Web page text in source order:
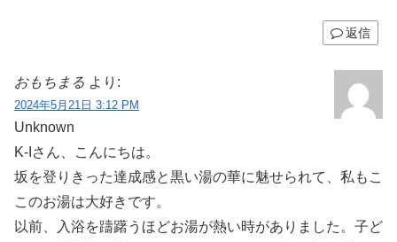
返信
おもちまる より:
2024年5月21日 3:12 PM
Unknown
K-Iさん、こんにちは。
坂を登りきった達成感と黒い湯の華に魅せられて、私もこ
このお湯は大好きです。
以前、入浴を躊躇うほどお湯が熱い時がありました。子ど